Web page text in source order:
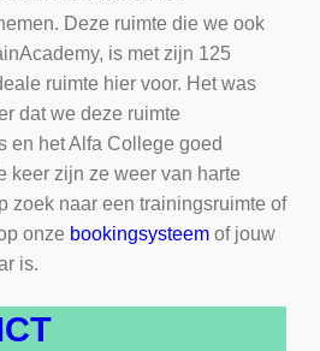
Deze ruimte die we ook
is met zijn 125
ruimte hier voor. Het was
dat we deze ruimte
en het Alfa College goed
keer zijn ze weer van harte
zoek naar een trainingsruimte of
onze bookingsysteem of jouw
is.